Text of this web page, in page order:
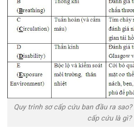
Quy trình sơ cấp cứu ban đầu ra sao?
cấp cứu là gì?